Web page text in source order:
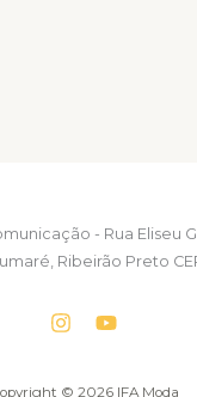
- Rua Eliseu
Ribeirão Preto
© 2026 IFA Moda